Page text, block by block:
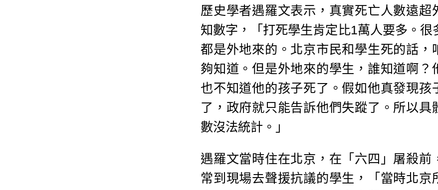
歷史學者遇羅文表示，真實死亡人數遠超
知數字，「打死學生肯定比1萬人要多。很
都是外地來的。北京市民和學生死的話，
夠知道。但是外地來的學生，誰知道啊？
也不知道他的孩子死了。假如他真發現孩
了，政府就只能告訴他們失蹤了。所以具
數沒法統計。」
遇羅文當時住在北京，在「六四」屠殺前
常到現場去聲援抗議的學生，「當時北京